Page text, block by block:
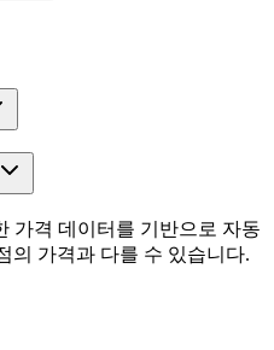
가격 데이터를 기반으로 자동
의 가격과 다를 수 있습니다.